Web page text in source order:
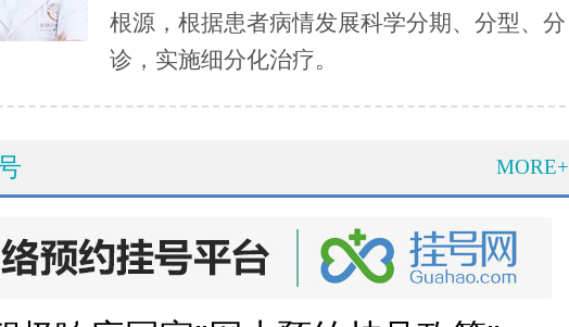
根源，根据患者病情发展科学分期、分型、分
诊，实施细分化治疗。
MORE+